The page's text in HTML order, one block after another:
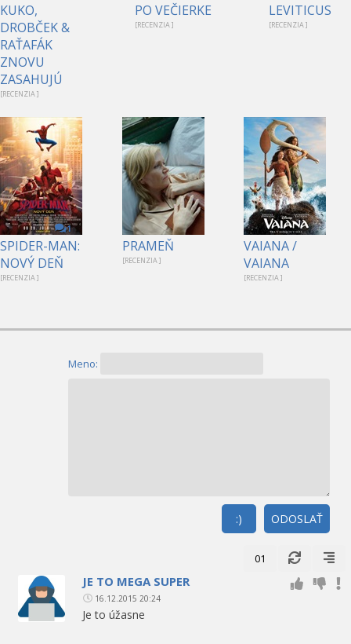
KUKO,
DROBČEK &
RAŤAFÁK
ZNOVU
ZASAHUJÚ
[RECENZIA ]
PO VEČIERKE
[RECENZIA ]
LEVITICUS
[RECENZIA ]
1
SPIDER-MAN:
NOVÝ DEŇ
[RECENZIA ]
PRAMEŇ
[RECENZIA ]
VAIANA /
VAIANA
[RECENZIA ]
Meno:
ODOSLAŤ
:)
01
JE TO MEGA SUPER
16.12.2015 20:24
Je to úžasne